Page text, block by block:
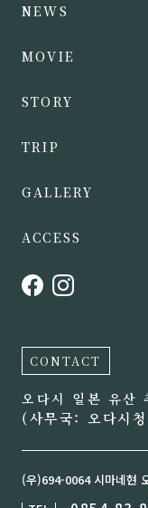
NEWS
MOVIE
STORY
TRIP
GALLERY
ACCESS
CONTACT
오다시 일본 유산
(사무국: 오다시
(우)694-0064 시마네현